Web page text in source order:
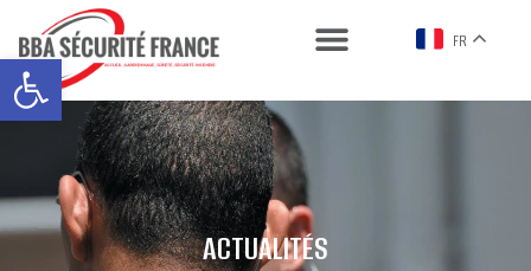
Ouvrir la barre d’outils
FR
ACTUALITÉS